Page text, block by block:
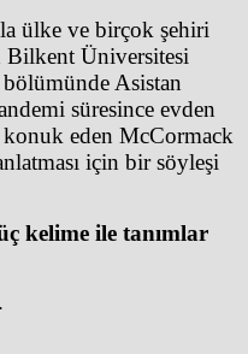
ülke ve birçok şehiri
Bilkent Üniversitesi
Asistan
süresince evden
eden McCormack
için bir söyleşi
kelime ile tanımlar